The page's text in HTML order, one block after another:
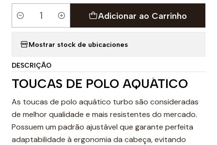
Quantidade
Adicionar ao Carrinho
Mostrar stock de ubicaciones
DESCRIÇÃO
TOUCAS DE POLO AQUÁTICO
As toucas de polo aquático turbo são consideradas
de melhor qualidade e mais resistentes do mercado.
Possuem um padrão ajustável que garante perfeita
adaptabilidade à ergonomia da cabeça, evitando